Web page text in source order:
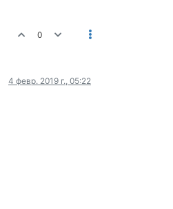
0
4 февр. 2019 г., 05:22